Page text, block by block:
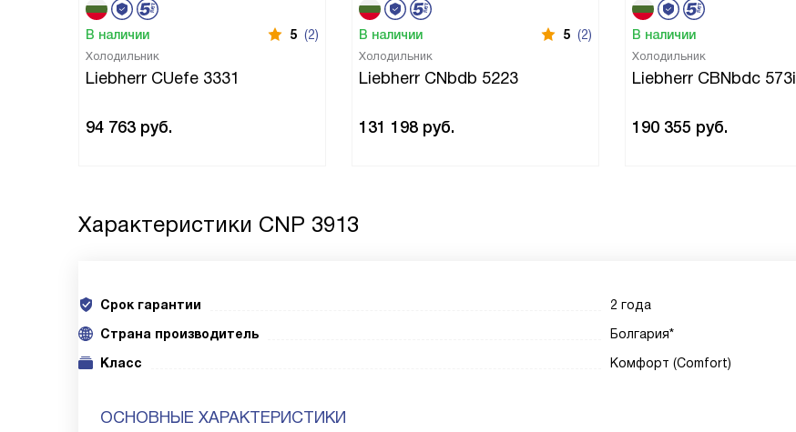
В наличии 5 (2)
Холодильник
Liebherr CUefe 3331
94 763 руб.
В наличии 5 (2)
Холодильник
Liebherr CNbdb 5223
131 198 руб.
В наличии
Холодильник
Liebherr CBNbdc 573i
190 355 руб.
Характеристики CNP 3913
Срок гарантии
2 года
Cтрана производитель
Болгария*
Класс
Комфорт (Comfort)
ОСНОВНЫЕ ХАРАКТЕРИСТИКИ